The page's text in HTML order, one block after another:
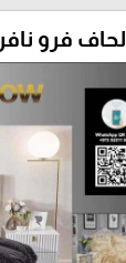
لحاف فرو نافر 6 قطع